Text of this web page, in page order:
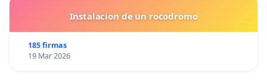
Instalacion de un rocodromo
185 firmas
19 Mar 2026